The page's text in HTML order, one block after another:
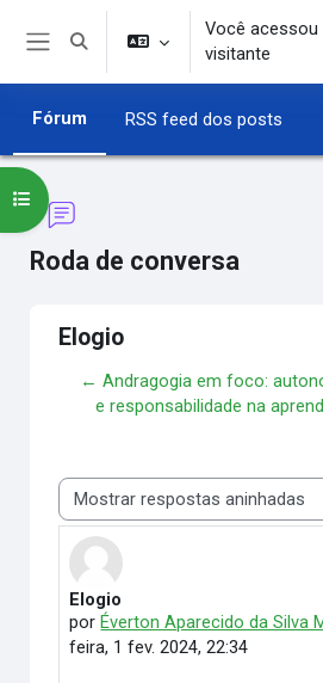
Ir para o conteúdo principal
Alternar entrada de pesquisa
Você
visitante
Fórum RSS feed dos posts
Roda de conversa
Abrir índice do curso
Elogio
← Andragogia em foco:
e responsabilidade na
Modo de visualização
Elogio
por Éverton Aparecido da Silva
feira, 1 fev. 2024, 22:34
Número de respostas: 1